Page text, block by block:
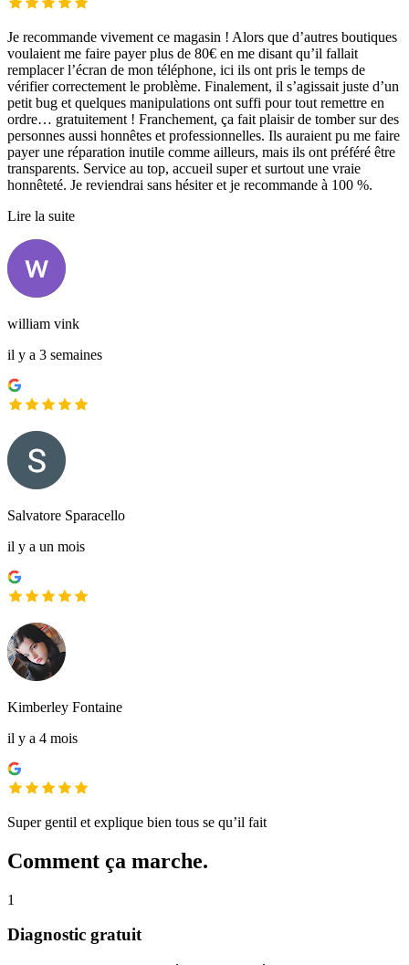
Je recommande vivement ce magasin ! Alors que d’autres boutiques
voulaient me faire payer plus de 80€ en me disant qu’il fallait
remplacer l’écran de mon téléphone, ici ils ont pris le temps de
vérifier correctement le problème. Finalement, il s’agissait juste d’un
petit bug et quelques manipulations ont suffi pour tout remettre en
ordre… gratuitement ! Franchement, ça fait plaisir de tomber sur des
personnes aussi honnêtes et professionnelles. Ils auraient pu me faire
payer une réparation inutile comme ailleurs, mais ils ont préféré être
transparents. Service au top, accueil super et surtout une vraie
honnêteté. Je reviendrai sans hésiter et je recommande à 100 %.
Lire la suite
william vink
il y a 3 semaines
Salvatore Sparacello
il y a un mois
Kimberley Fontaine
il y a 4 mois
Super gentil et explique bien tous se qu’il fait
Comment ça marche.
1
Diagnostic gratuit